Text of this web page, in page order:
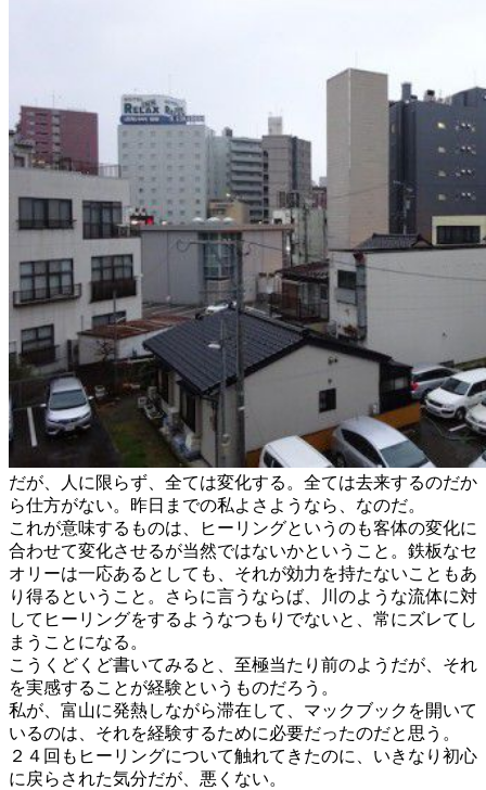
だが、人に限らず、全ては変化する。全ては去来するのだか
ら仕方がない。昨日までの私よさようなら、なのだ。
これが意味するものは、ヒーリングというのも客体の変化に
合わせて変化させるが当然ではないかということ。鉄板なセ
オリーは一応あるとしても、それが効力を持たないこともあ
り得るということ。さらに言うならば、川のような流体に対
してヒーリングをするようなつもりでないと、常にズレてし
まうことになる。
こうくどくど書いてみると、至極当たり前のようだが、それ
を実感することが経験というものだろう。
私が、富山に発熱しながら滞在して、マックブックを開いて
いるのは、それを経験するために必要だったのだと思う。
２４回もヒーリングについて触れてきたのに、いきなり初心
に戻らされた気分だが、悪くない。